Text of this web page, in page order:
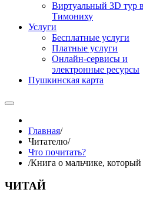
Виртуальный 3D тур в
Тимониху
Услуги
Бесплатные услуги
Платные услуги
Онлайн-сервисы и
электронные ресурсы
Пушкинская карта
Главная/
Читателю/
Что почитать?
/Книга о мальчике, который
ЧИТАЙ